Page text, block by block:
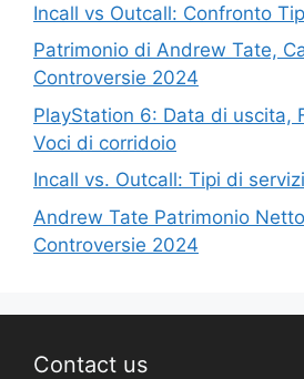
Incall vs Outcall: Confronto
Patrimonio di Andrew Tate,
Controversie 2024
PlayStation 6: Data di uscita,
Voci di corridoio
Incall vs. Outcall: Tipi di
Andrew Tate Patrimonio
Controversie 2024
Contact us